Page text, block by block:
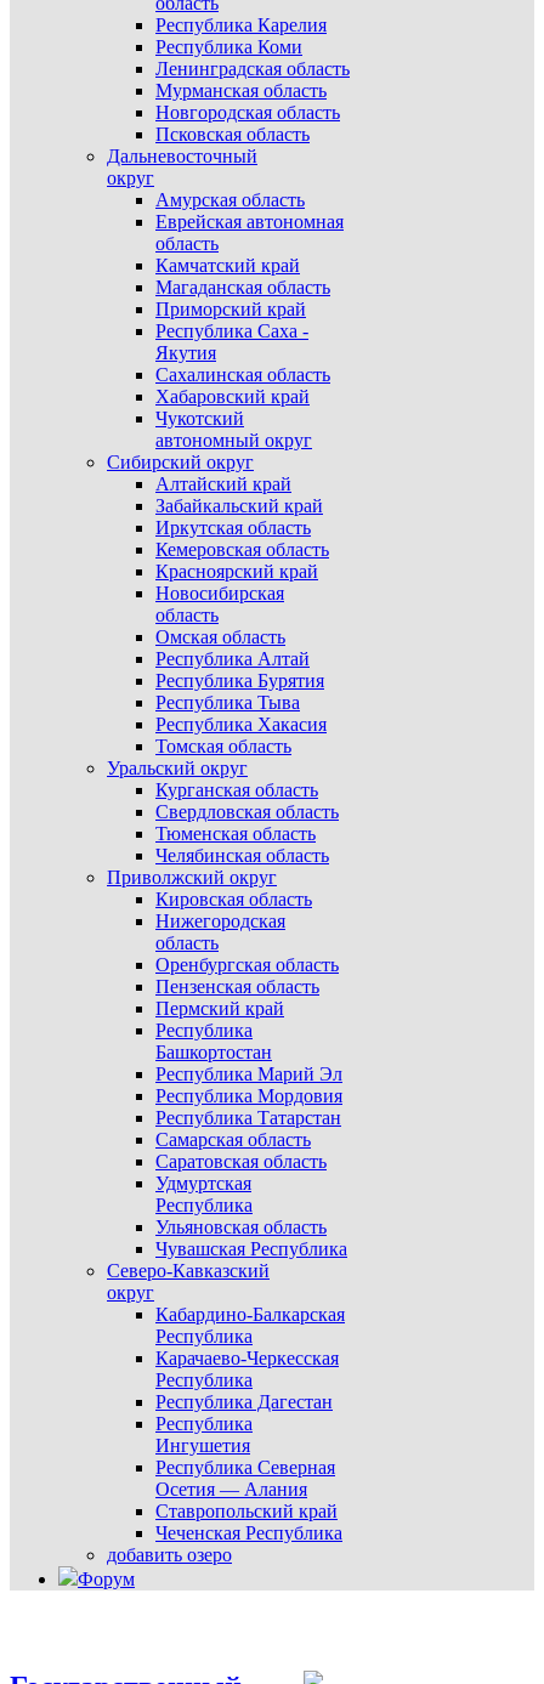
Республика Карелия
Республика Коми
Ленинградская область
Мурманская область
Новгородская область
Псковская область
Дальневосточный
округ
Амурская область
Еврейская автономная
область
Камчатский край
Магаданская область
Приморский край
Республика Саха -
Якутия
Сахалинская область
Хабаровский край
Чукотский
автономный округ
Сибирский округ
Алтайский край
Забайкальский край
Иркутская область
Кемеровская область
Красноярский край
Новосибирская
область
Омская область
Республика Алтай
Республика Бурятия
Республика Тыва
Республика Хакасия
Томская область
Уральский округ
Курганская область
Свердловская область
Тюменская область
Челябинская область
Приволжский округ
Кировская область
Нижегородская
область
Оренбургская область
Пензенская область
Пермский край
Республика
Башкортостан
Республика Марий Эл
Республика Мордовия
Республика Татарстан
Самарская область
Саратовская область
Удмуртская
Республика
Ульяновская область
Чувашская Республика
Северо-Кавказский
округ
Кабардино-Балкарская
Республика
Карачаево-Черкесская
Республика
Республика Дагестан
Республика
Ингушетия
Республика Северная
Осетия — Алания
Ставропольский край
Чеченская Республика
добавить озеро
Форум